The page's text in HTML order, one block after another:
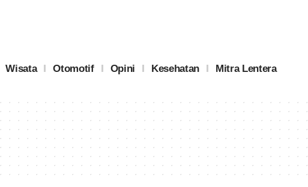
Wisata Otomotif Opini Kesehatan Mitra Lentera